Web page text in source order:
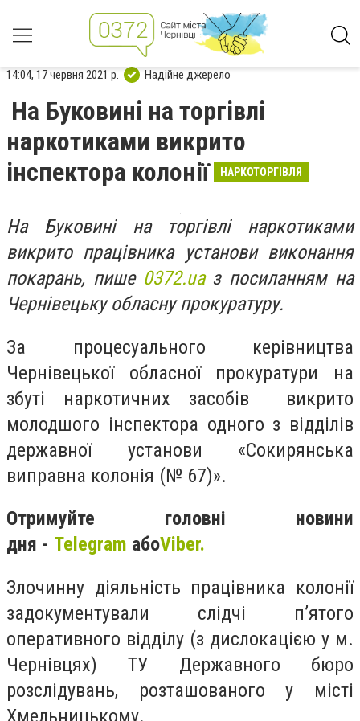
14:04, 17 червня 2021 р. Надійне джерело
На Буковині на торгівлі
наркотиками викрито
інспектора колонії
НАРКОТОРГІВЛЯ
На Буковині на торгівлі наркотиками
викрито працівника установи виконання
покарань, пише 0372.uaз посиланням на
Чернівецьку обласну прокуратуру.
За процесуального керівництва
Чернівецької обласної прокуратури на
збуті наркотичних засобів викрито
молодшого інспектора одного з відділів
державної установи «Сокирянська
виправна колонія (№ 67)».
Отримуйте головні новини
дня - Telegram абоViber.
Злочинну діяльність працівника колонії
задокументували слідчі п’ятого
оперативного відділу (з дислокацією у м.
Чернівцях) ТУ Державного бюро
розслідувань, розташованого у місті
Хмельницькому.